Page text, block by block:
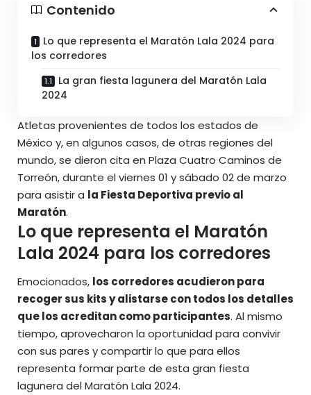
Contenido
Lo que representa el Maratón Lala 2024 para
los corredores
La gran fiesta lagunera del Maratón Lala
2024
Atletas provenientes de todos los estados de
México y, en algunos casos, de otras regiones del
mundo, se dieron cita en Plaza Cuatro Caminos de
Torreón, durante el viernes 01 y sábado 02 de marzo
para asistir a la Fiesta Deportiva previo al
Maratón.
Lo que representa el Maratón
Lala 2024 para los corredores
Emocionados, los corredores acudieron para
recoger sus kits y alistarse con todos los detalles
que los acreditan como participantes. Al mismo
tiempo, aprovecharon la oportunidad para convivir
con sus pares y compartir lo que para ellos
representa formar parte de esta gran fiesta
lagunera delMaratón Lala 2024.